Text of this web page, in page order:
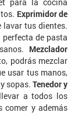
para la cocina
Exprimidor de
lavar tus dientes.
de pasta
Mezclador
podrás mezclar
usar tus manos,
sopas. Tenedor y
a todos los
comer y además